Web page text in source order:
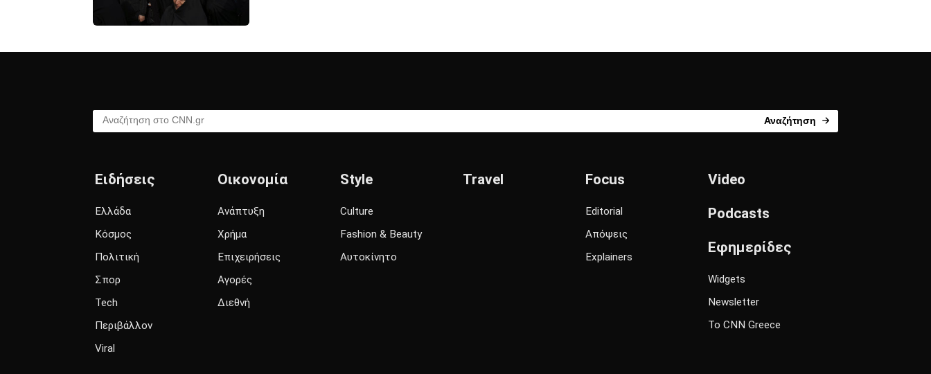
Αναζήτηση στο CNN.gr Αναζήτηση
Ειδήσεις
Ελλάδα
Κόσμος
Πολιτική
Σπορ
Tech
Περιβάλλον
Viral
Οικονομία
Ανάπτυξη
Χρήμα
Επιχειρήσεις
Αγορές
Διεθνή
Style
Culture
Fashion & Beauty
Αυτοκίνητο
Travel Focus
Editorial
Απόψεις
Explainers
Video
Podcasts
Εφημερίδες
Widgets
Newsletter
Το CNN Greece